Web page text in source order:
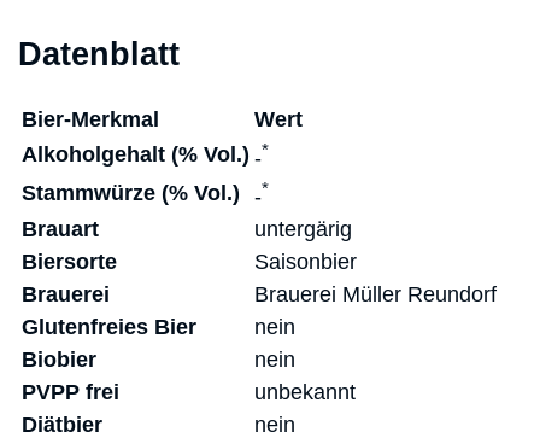
Datenblatt
Bier-Merkmal
Wert
Alkoholgehalt (% Vol.) -*
Stammwürze (% Vol.) -*
Brauart
untergärig
Biersorte
Saisonbier
Brauerei
Brauerei Müller Reundorf
Glutenfreies Bier
nein
Biobier
nein
PVPP frei
unbekannt
Diätbier
nein